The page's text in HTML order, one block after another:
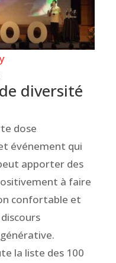
diversité
dose
événement qui
apporter des
à faire
confortable et
la liste des 100